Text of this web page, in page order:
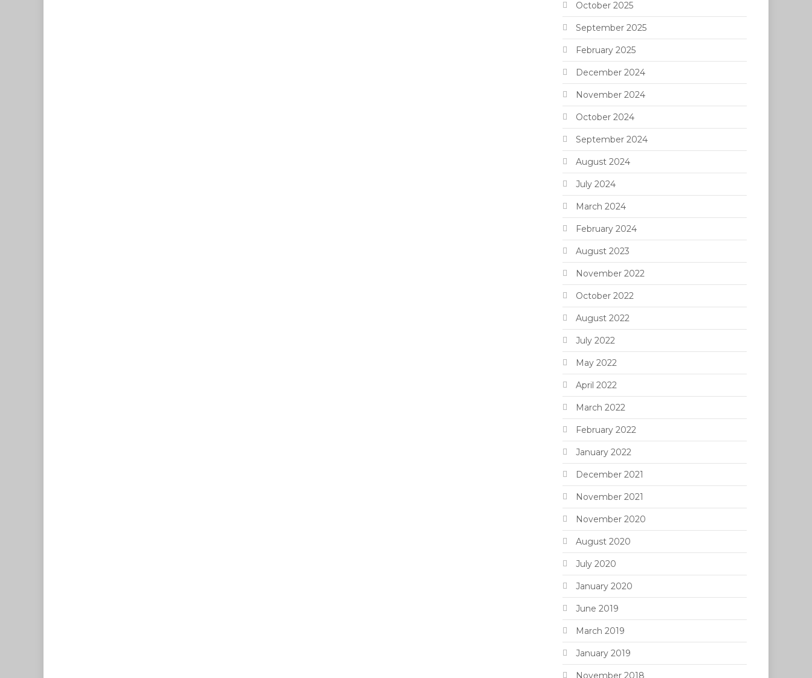
October 2025
September 2025
February 2025
December 2024
November 2024
October 2024
September 2024
August 2024
July 2024
March 2024
February 2024
August 2023
November 2022
October 2022
August 2022
July 2022
May 2022
April 2022
March 2022
February 2022
January 2022
December 2021
November 2021
November 2020
August 2020
July 2020
January 2020
June 2019
March 2019
January 2019
November 2018